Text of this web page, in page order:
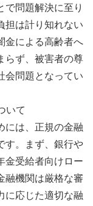
で問題解決に至り
担は計り知れない
金による高齢者へ
らず、被害者の尊
会問題となってい
いて
には、正規の金融
す。まず、銀行や
金受給者向けロー
融機関は厳格な審
に応じた適切な融